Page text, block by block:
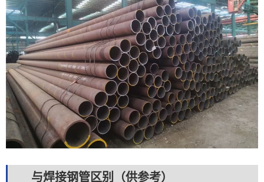
与焊接钢管区别（供参考）